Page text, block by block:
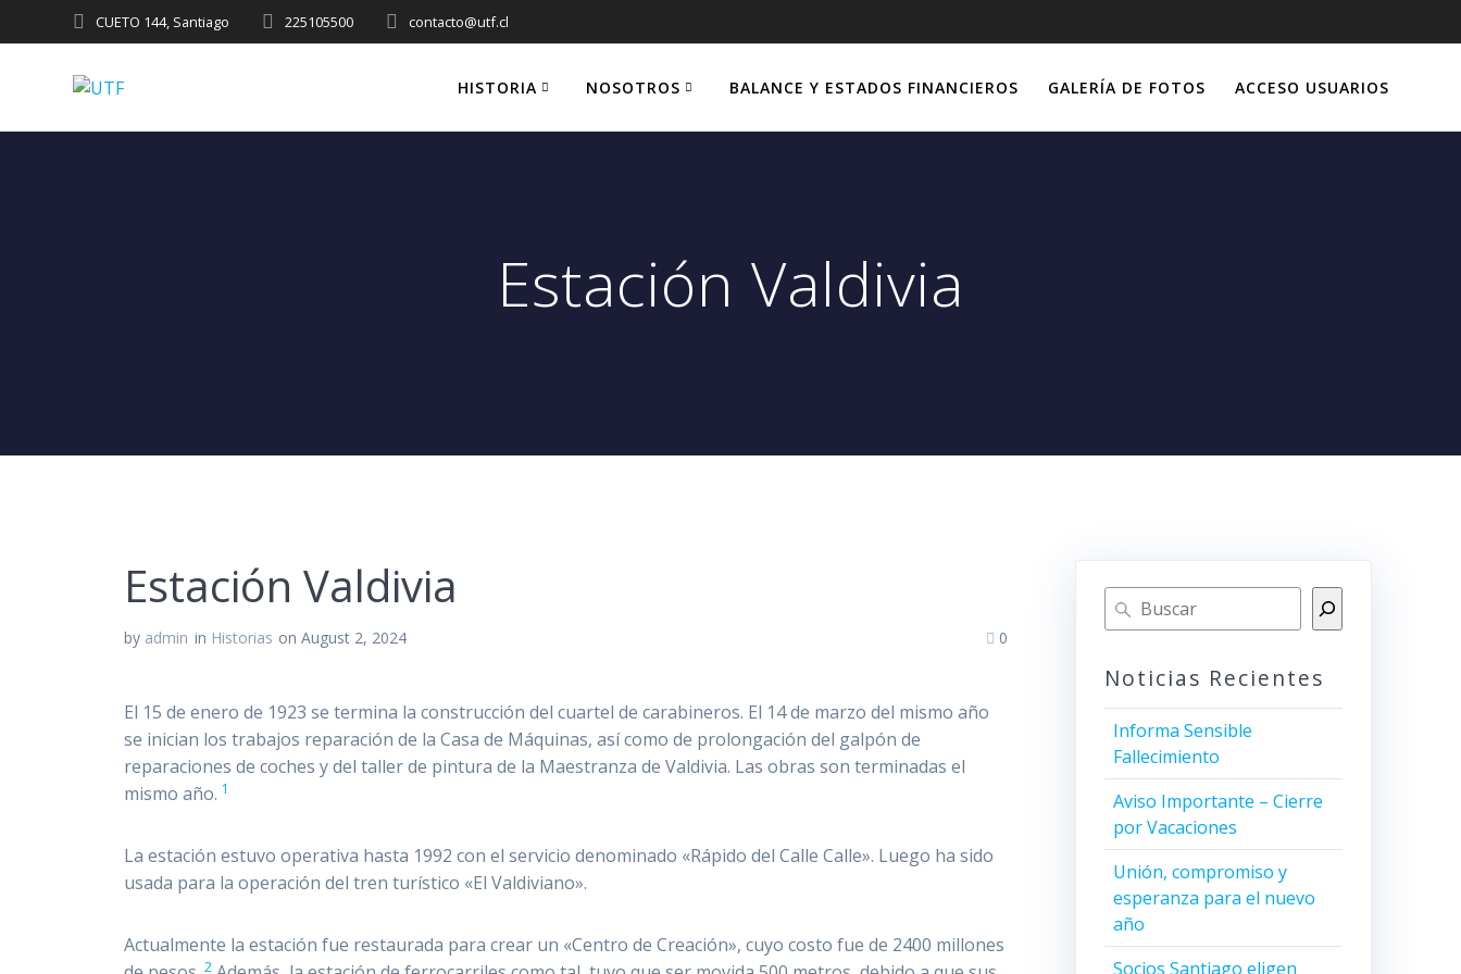
CUETO 144, Santiago 225105500 contacto@utf.cl
HISTORIA NOSOTROS BALANCE Y ESTADOS FINANCIEROS GALERÍA DE FOTOS ACCESO USUARIOS
Estación Valdivia
Estación Valdivia
by admin in Historias on August 2, 2024 0
El 15 de enero de 1923 se termina la construcción del cuartel de carabineros. El 14 de marzo del mismo año
se inician los trabajos reparación de la Casa de Máquinas, así como de prolongación del galpón de
reparaciones de coches y del taller de pintura de la Maestranza de Valdivia. Las obras son terminadas el
mismo año. 1
La estación estuvo operativa hasta 1992 con el servicio denominado «Rápido del Calle Calle». Luego ha sido
usada para la operación del tren turístico «El Valdiviano».
Actualmente la estación fue restaurada para crear un «Centro de Creación», cuyo costo fue de 2400 millones
2
Noticias Recientes
Informa Sensible
Fallecimiento
Aviso Importante – Cierre
por Vacaciones
Unión, compromiso y
esperanza para el nuevo
año
Socios Santiago eligen